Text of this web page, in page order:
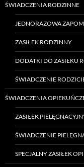
ŚWIADCZENIA RODZINNE
JEDNORAZOWA
ZASIŁEK RODZINNY
DODATKI DO ZASIŁKU
ŚWIADCZENIE
ŚWIADCZENIA
ZASIŁEK
ŚWIADCZENIE
SPECJALNY ZASIŁEK